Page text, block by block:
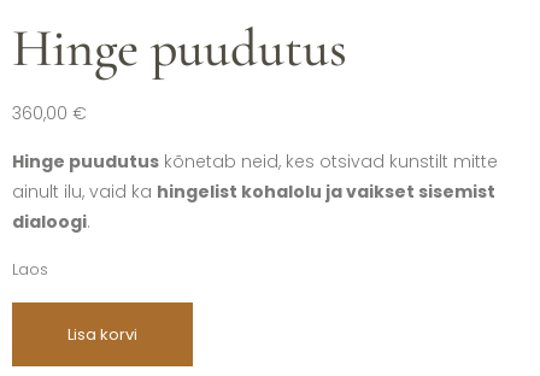
Hinge puudutus
360,00 €
Hinge puudutus kõnetab neid, kes otsivad kunstilt mitte
ainult ilu, vaid ka hingelist kohalolu ja vaikset sisemist
dialoogi.
Laos
Lisa korvi